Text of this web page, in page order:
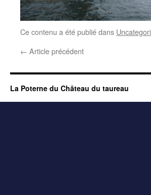
Ce contenu a été publié dans
← Article précédent
La Poterne du Château du taureau